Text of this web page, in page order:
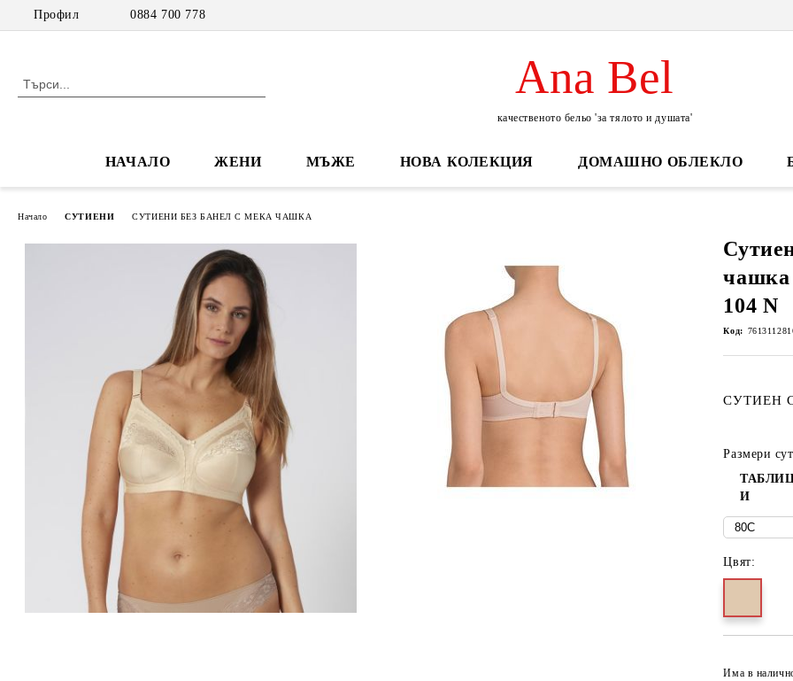
Профил 0884 700 778
Ana Bel
качественото бельо 'за тялото и душата'
НАЧАЛО ЖЕНИ МЪЖЕ НОВА КОЛЕКЦИЯ ДОМАШНО ОБЛЕКЛО
Начало СУТИЕНИ СУТИЕНИ БЕЗ БАНЕЛ С МЕКА ЧАШКА
чашка
104 N
Код:
СУТИЕН
Размери
И
Цвят:
Има в